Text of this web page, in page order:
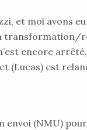
et moi avons
transformation/
encore
(Lucas) est
envoi (NMU)